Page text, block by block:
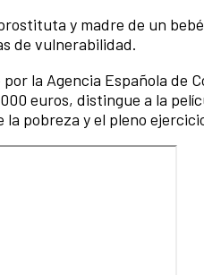
y madre de un
de vulnerabilidad.
la Agencia Española de
euros, distingue a la
pobreza y el pleno